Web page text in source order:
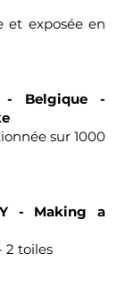
et exposée en
- Belgique -
sur 1000
- Making a
2 toiles